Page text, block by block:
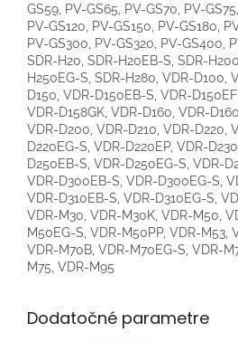
GS59, PV-GS65, PV-GS70, PV-
PV-GS120, PV-GS150, PV-GS180,
PV-GS300, PV-GS320, PV-GS400,
SDR-H20, SDR-H20EB-S, SDR-
H250EG-S, SDR-H280, VDR-D100,
D150, VDR-D150EB-S, VDR-
VDR-D158GK, VDR-D160, VDR-
VDR-D200, VDR-D210, VDR-D220,
D220EG-S, VDR-D220EP, VDR-
D250EB-S, VDR-D250EG-S, VDR-
VDR-D300EB-S, VDR-D300EG-S,
VDR-D310EB-S, VDR-D310EG-S,
VDR-M30, VDR-M30K, VDR-M50,
M50EG-S, VDR-M50PP, VDR-M53,
VDR-M70B, VDR-M70EG-S, VDR-
M75, VDR-M95
Dodatočné parametre